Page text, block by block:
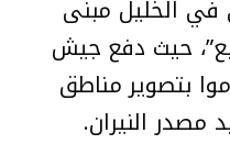
في الخليل مبنى
حيث دفع جيش
بتصوير مناطق
مصدر النيران.